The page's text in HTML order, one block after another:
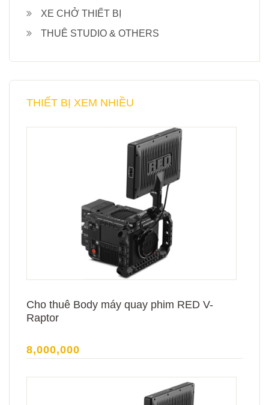
XE CHỞ THIẾT BỊ
THUÊ STUDIO & OTHERS
THIẾT BỊ XEM NHIỀU
Cho thuê Body máy quay phim RED V-
Raptor
8,000,000